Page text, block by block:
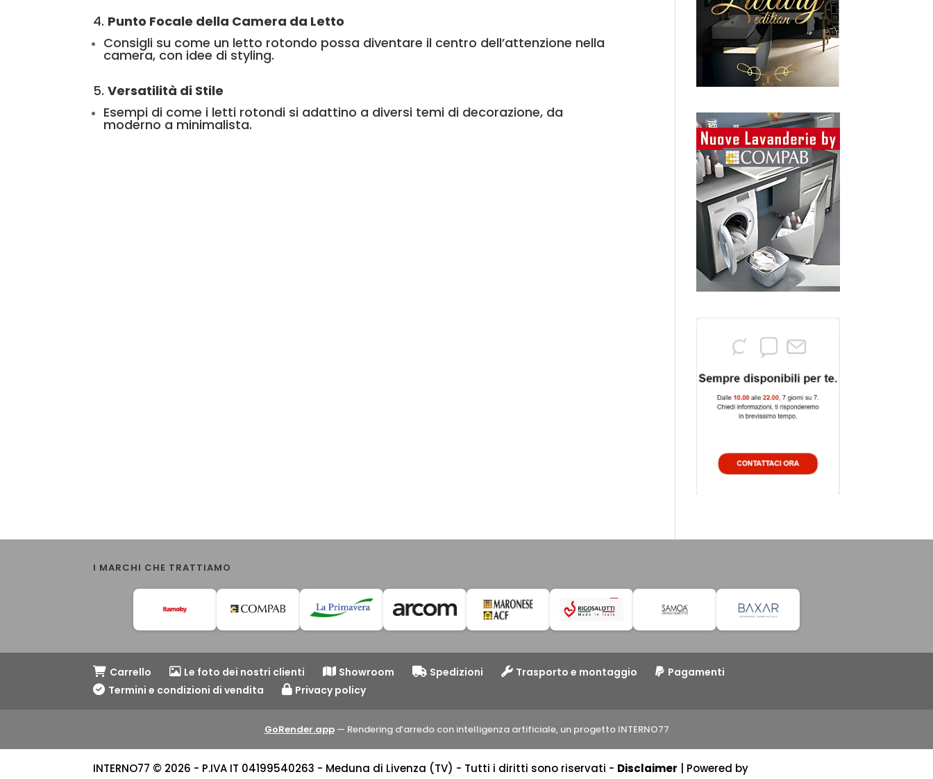
4. Punto Focale della Camera da Letto
Consigli su come un letto rotondo possa diventare il centro dell’attenzione nella
camera, con idee di styling.
5.Versatilità di Stile
Esempi di come i letti rotondi si adattino a diversi temi di decorazione, da
moderno a minimalista.
I MARCHI CHE TRATTIAMO
Carrello Le foto dei nostri clienti Showroom Spedizioni Trasporto e montaggio
Pagamenti
Termini e condizioni di vendita
Privacy policy
GoRender.app— Rendering d’arredo con intelligenza artificiale, un progetto INTERNO77
INTERNO77 © 2026 - P.IVA IT 04199540263 - Meduna di Livenza (TV) - Tutti i diritti sono riservati - Disclaimer | Powered by